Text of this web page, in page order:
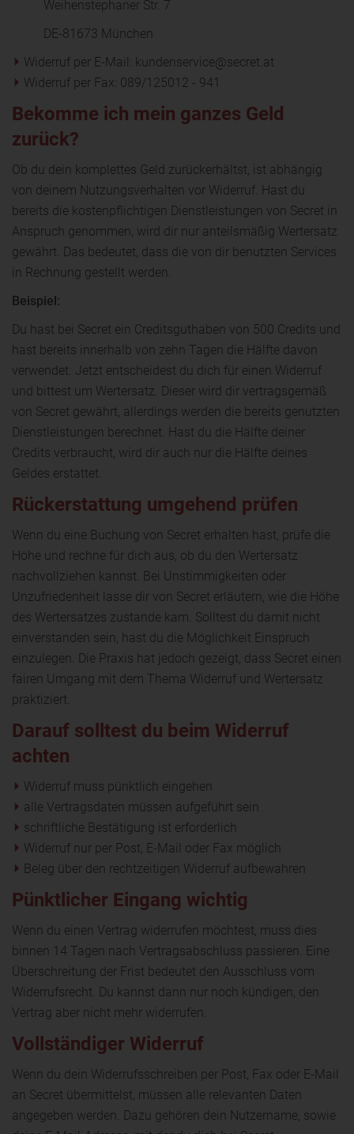
Weihenstephaner Str. 7
DE-81673 München
Widerruf per E-Mail: kundenservice@secret.at
Widerruf per Fax: 089/125012 - 941
Bekomme ich mein ganzes Geld
zurück?
Ob du dein komplettes Geld zurückerhältst, ist abhängig
von deinem Nutzungsverhalten vor Widerruf. Hast du
bereits die kostenpflichtigen Dienstleistungen von Secret in
Anspruch genommen, wird dir nur anteilsmäßig Wertersatz
gewährt. Das bedeutet, dass die von dir benutzten Services
in Rechnung gestellt werden.
Beispiel:
Du hast bei Secret ein Creditsguthaben von 500 Credits und
hast bereits innerhalb von zehn Tagen die Hälfte davon
verwendet. Jetzt entscheidest du dich für einen Widerruf
und bittest um Wertersatz. Dieser wird dir vertragsgemäß
von Secret gewährt, allerdings werden die bereits genutzten
Dienstleistungen berechnet. Hast du die Hälfte deiner
Credits verbraucht, wird dir auch nur die Hälfte deines
Geldes erstattet.
Rückerstattung umgehend prüfen
Wenn du eine Buchung von Secret erhalten hast, prüfe die
Höhe und rechne für dich aus, ob du den Wertersatz
nachvollziehen kannst. Bei Unstimmigkeiten oder
Unzufriedenheit lasse dir von Secret erläutern, wie die Höhe
des Wertersatzes zustande kam. Solltest du damit nicht
einverstanden sein, hast du die Möglichkeit Einspruch
einzulegen. Die Praxis hat jedoch gezeigt, dass Secret einen
fairen Umgang mit dem Thema Widerruf und Wertersatz
praktiziert.
Darauf solltest du beim Widerruf
achten
Widerruf muss pünktlich eingehen
alle Vertragsdaten müssen aufgeführt sein
schriftliche Bestätigung ist erforderlich
Widerruf nur per Post, E-Mail oder Fax möglich
Beleg über den rechtzeitigen Widerruf aufbewahren
Pünktlicher Eingang wichtig
Wenn du einen Vertrag widerrufen möchtest, muss dies
binnen 14 Tagen nach Vertragsabschluss passieren. Eine
Überschreitung der Frist bedeutet den Ausschluss vom
Widerrufsrecht. Du kannst dann nur noch kündigen, den
Vertrag aber nicht mehr widerrufen.
Vollständiger Widerruf
Wenn du dein Widerrufsschreiben per Post, Fax oder E-Mail
an Secret übermittelst, müssen alle relevanten Daten
angegeben werden. Dazu gehören dein Nutzername, sowie